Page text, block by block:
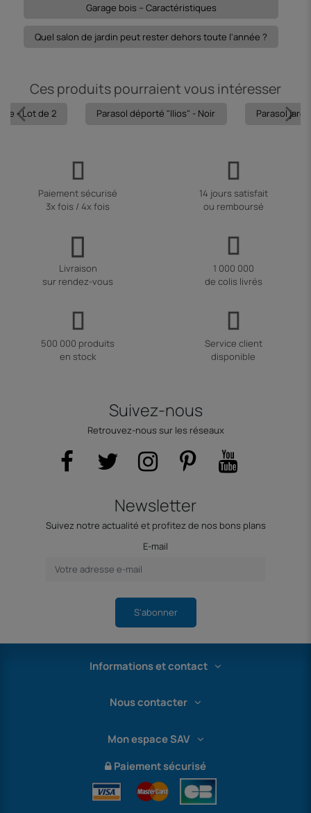
Garage bois – Caractéristiques
Quel salon de jardin peut rester dehors toute l'année ?
Ces produits pourraient vous intéresser
- Lot de 2 Parasol déporté "Ilios" - Noir Parasol
Paiement sécurisé
3x fois / 4x fois
14 jours satisfait
ou remboursé
Livraison
sur rendez-vous
1 000 000
de colis livrés
500 000 produits
en stock
Service client
disponible
Suivez-nous
Retrouvez-nous sur les réseaux
Newsletter
Suivez notre actualité et profitez de nos bons plans
E-mail
S'abonner
Informations et contact
Nous contacter
Mon espace SAV
Paiement sécurisé